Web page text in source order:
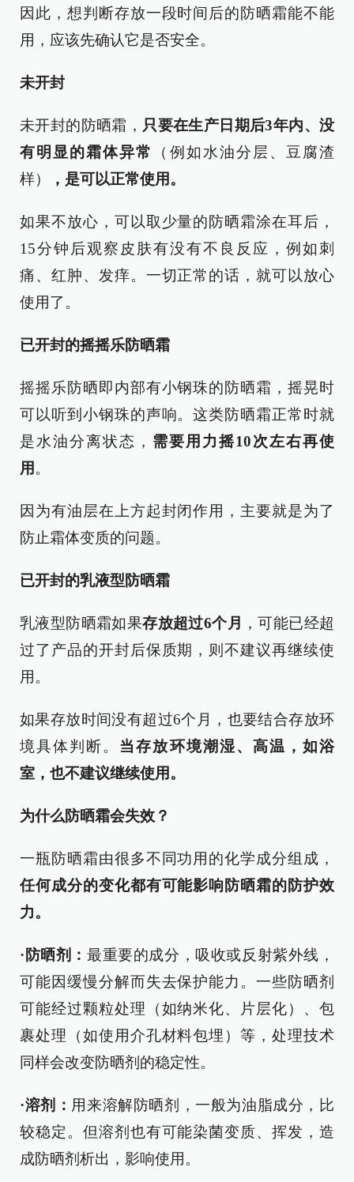
因此，想判断存放一段时间后的防晒霜能不能
用，应该先确认它是否安全。
未开封
未开封的防晒霜， 只要在生产日期后3年内、没
有明显的霜体异常
（例如水油分层、豆腐渣
样）
，是可以正常使用。
如果不放心，可以取少量的防晒霜涂在耳后，
15分钟后观察皮肤有没有不良反应，例如刺
痛、红肿、发痒。一切正常的话，就可以放心
使用了。
已开封的摇摇乐防晒霜
摇摇乐防晒即内部有小钢珠的防晒霜，摇晃时
可以听到小钢珠的声响。这类防晒霜正常时就
是水油分离状态， 需要用力摇10次左右再使
用 。
因为有油层在上方起封闭作用，主要就是为了
防止霜体变质的问题。
已开封的乳液型防晒霜
乳液型防晒霜如果存放超过6个月
，可能已经超
过了产品的开封后保质期，则不建议再继续使
用。
如果存放时间没有超过6个月，也要结合存放环
境具体判断。 当存放环境潮湿、高温，如浴
室，也不建议继续使用。
为什么防晒霜会失效？
一瓶防晒霜由很多不同功用的化学成分组成，
任何成分的变化都有可能影响防晒霜的防护效
力。
· 防晒剂： 最重要的成分，吸收或反射紫外线，
可能因缓慢分解而失去保护能力。一些防晒剂
可能经过颗粒处理（如纳米化、片层化）、包
裹处理（如使用介孔材料包埋）等，处理技术
同样会改变防晒剂的稳定性。
·溶剂： 用来溶解防晒剂，一般为油脂成分，比
较稳定。但溶剂也有可能染菌变质、挥发，造
成防晒剂析出，影响使用。